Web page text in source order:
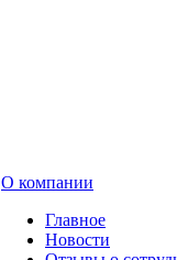
О компании
Главное
Новости